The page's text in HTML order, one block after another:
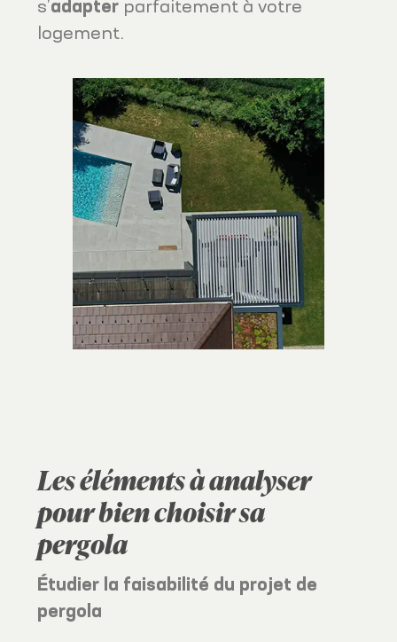
s’adapter parfaitement à votre
logement.
Les éléments à analyser
pour bien choisir sa
pergola
Étudier la faisabilité du projet de
pergola